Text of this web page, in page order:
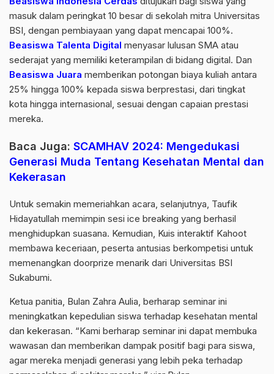
masuk dalam peringkat 10 besar di sekolah mitra Universitas
BSI, dengan pembiayaan yang dapat mencapai 100%.
Beasiswa Talenta Digital menyasar lulusan SMA atau
sederajat yang memiliki keterampilan di bidang digital. Dan
Beasiswa Juara memberikan potongan biaya kuliah antara
25% hingga 100% kepada siswa berprestasi, dari tingkat
kota hingga internasional, sesuai dengan capaian prestasi
mereka.
Baca Juga: SCAMHAV 2024: Mengedukasi
Generasi Muda Tentang Kesehatan Mental dan
Kekerasan
Untuk semakin memeriahkan acara, selanjutnya, Taufik
Hidayatullah memimpin sesi ice breaking yang berhasil
menghidupkan suasana. Kemudian, Kuis interaktif Kahoot
membawa keceriaan, peserta antusias berkompetisi untuk
memenangkan doorprize menarik dari Universitas BSI
Sukabumi.
Ketua panitia, Bulan Zahra Aulia, berharap seminar ini
meningkatkan kepedulian siswa terhadap kesehatan mental
dan kekerasan. “Kami berharap seminar ini dapat membuka
wawasan dan memberikan dampak positif bagi para siswa,
agar mereka menjadi generasi yang lebih peka terhadap